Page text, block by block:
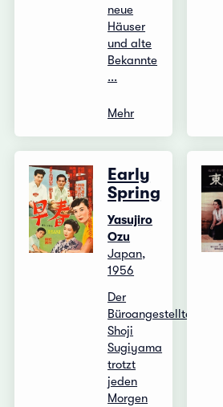
neue
Häuser
und alte
Bekannte
...
Mehr
Early
Spring
Yasujiro
Ozu
Japan,
1956
Der
Büroangestellte
Shoji
Sugiyama
trotzt
jeden
Morgen